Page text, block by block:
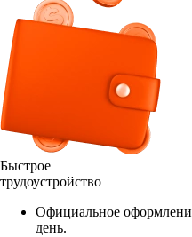
Быстрое
трудоустройство
Официальное
день.